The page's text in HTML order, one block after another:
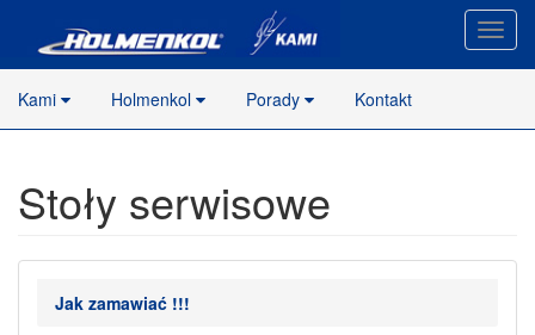
strony
Kami
Holmenkol Porady Kontakt
Stoły serwisowe
Jak zamawiać !!!